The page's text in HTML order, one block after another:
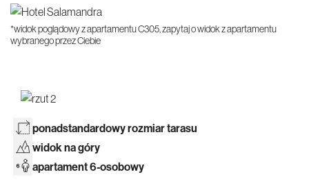
*widok poglądowy z apartamentu C305, zapytaj o widok z apartamentu
wybranego przez Ciebie
ponadstandardowy rozmiar tarasu
widok na góry
apartament 6-osobowy